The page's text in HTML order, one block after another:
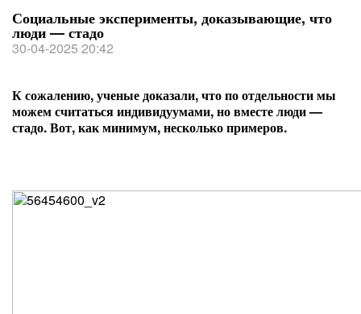
Социальные эксперименты, доказывающие, что
люди — стадо
30-04-2025 20:42
К сожалению, ученые доказали, что по отдельности мы
можем считаться индивидуумами, но вместе люди —
стадо. Вот, как минимум, несколько примеров.